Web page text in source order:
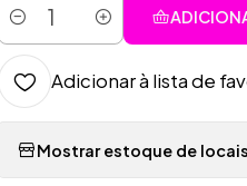
Quantidade
Adicionar à lista de
Mostrar estoque de locais